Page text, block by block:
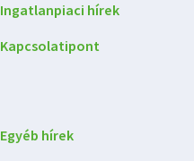
Ingatlanpiaci hírek
Kapcsolatipont
Egyéb hírek